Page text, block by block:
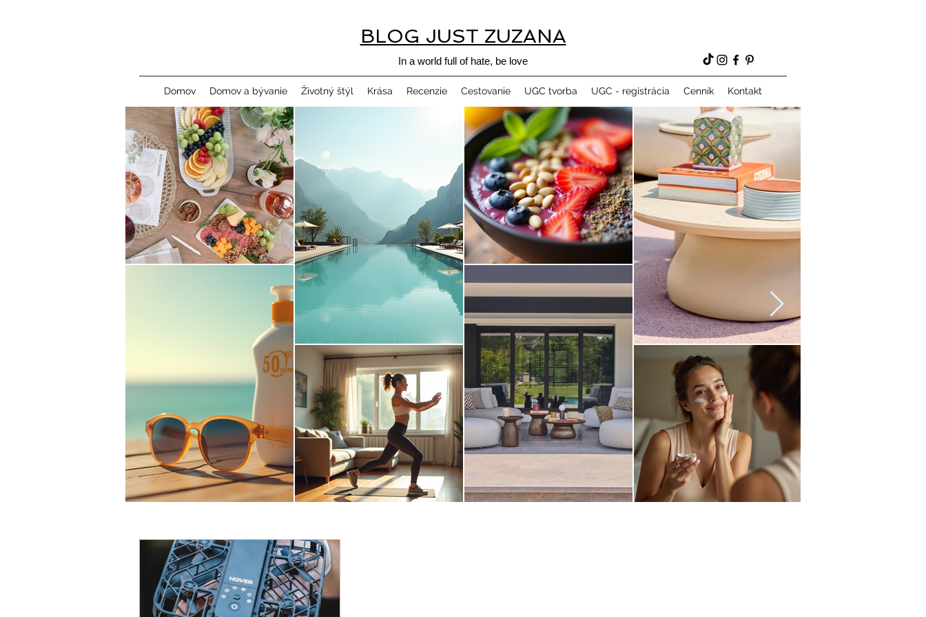
BLOG JUST ZUZANA
In a world full of hate, be love
Domov Domov a bývanie Životný štýl Krása Recenzie Cestovanie UGC tvorba UGC - registrácia Cenník Kontakt